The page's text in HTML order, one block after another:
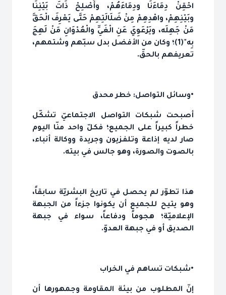
احْقِنْ دِمَاءَنَا ودِمَاءَهُمْ، وأَصْلِحْ ذَاتَ بَيْنِنَا
وبَيْنِهِمْ، واهْدِهِمْ مِنْ ضَلَالَتِهِمْ حَتَّى يَعْرِفَ الْحَقَّ
مَنْ جَهِلَه، ويَرْعَوِيَ عَنِ الْغَيِّ والْعُدْوَانِ مَنْ لَهِجَ
بِه"(1)؛ وكان من الأفضل بدل سبّهم وشتمهم،
تعريفهم بالحقّ.
•وسائل التواصل: خطر محدق
أصبحت شبكات التواصل الاجتماعيّ تشكّل
خطراً كبيراً على الجميع؛ فكلّ واحد منّا اليوم
صار لديه إذاعة وتلفزيون وجريدة ووكالة أنباء،
بالصوت والصورة، وهو جالس في بيته.
هذا تطوّر لم يحصل في تاريخ البشريّة سابقاً،
وهو يتيح للجميع أن يكونوا جزءاً من الجبهة
الإعلاميّة؛ هجوماً ودفاعاً، سواء في جبهة
الصديق أو في جبهة العدوّ.
•شبكات تساهم في الخراب
إنّ المطلوب من بيئة المقاومة وجمهورها أن